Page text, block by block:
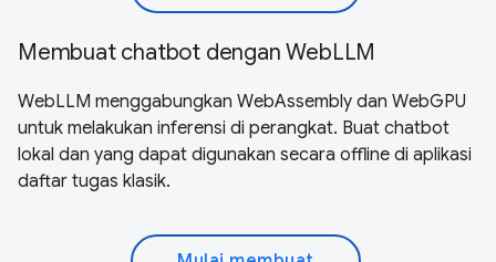
Membuat chatbot dengan WebLLM
WebLLM menggabungkan WebAssembly dan WebGPU
untuk melakukan inferensi di perangkat. Buat chatbot
lokal dan yang dapat digunakan secara offline di aplikasi
daftar tugas klasik.